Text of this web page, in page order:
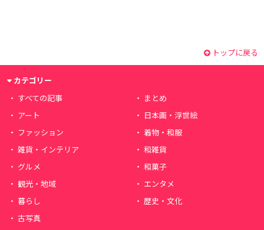
トップに戻る
カテゴリー
すべての記事
まとめ
アート
日本画・浮世絵
ファッション
着物・和服
雑貨・インテリア
和雑貨
グルメ
和菓子
観光・地域
エンタメ
暮らし
歴史・文化
古写真